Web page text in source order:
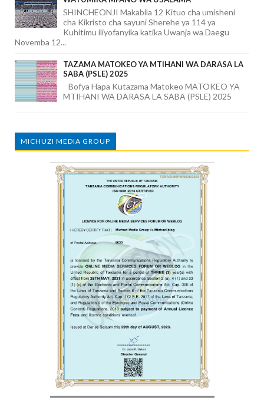
SHINCHEONJI Makabila 12 Kituo cha umisheni
cha Kikristo cha sayuni Sherehe ya 114 ya
Kuhitimu iliyofanyika katika Uwanja wa Daegu
Novemba 12...
TAZAMA MATOKEO YA MTIHANI WA DARASA LA
SABA (PSLE) 2025
Bofya Hapa Kutazama Matokeo MATOKEO YA
MTIHANI WA DARASA LA SABA (PSLE) 2025
MICHUZI MEDIA GROUP